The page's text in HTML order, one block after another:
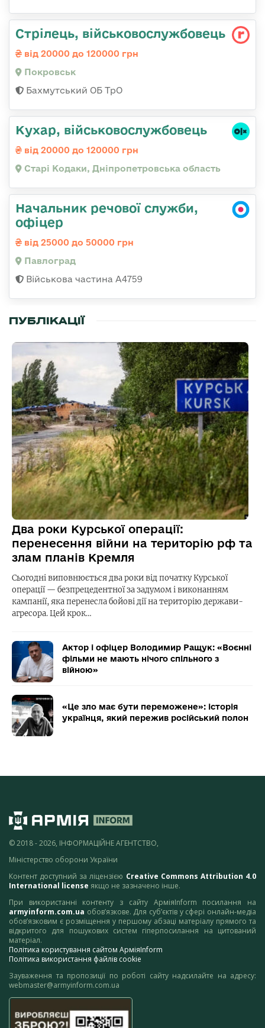
Стрілець, військовослужбовець
від 20000 до 120000 грн
Покровськ
Бахмутський ОБ ТрО
Кухар, військовослужбовець
від 20000 до 120000 грн
Старі Кодаки, Дніпропетровська область
Начальник речової служби,
офіцер
від 25000 до 50000 грн
Павлоград
Військова частина А4759
ПУБЛІКАЦІЇ
Два роки Курської операції:
перенесення війни на територію рф та
злам планів Кремля
Сьогодні виповнюється два роки від початку Курської
операції — безпрецедентної за задумом і виконанням
кампанії, яка перенесла бойові дії на територію держави-
агресора. Цей крок…
Актор і офіцер Володимир Ращук: «Воєнні
фільми не мають нічого спільного з
війною»
«Це зло має бути переможене»: історія
українця, який пережив російський полон
© 2018 - 2026, ІНФОРМАЦІЙНЕ АГЕНТСТВО,
Міністерство оборони України
Контент доступний за ліцензією Creative Commons Attribution 4.0
International license якщо не зазначено інше.
При використанні контенту з сайту АрміяInform посилання на
armyinform.com.ua обов’язкове. Для суб’єктів у сфері онлайн-медіа
обов’язковим є розміщення у першому абзаці матеріалу прямого та
відкритого для пошукових систем гіперпосилання на цитований
матеріал.
Політика користування сайтом АрміяInform
Політика використання файлів cookie
Зауваження та пропозиції по роботі сайту надсилайте на адресу:
webmaster@armyinform.com.ua